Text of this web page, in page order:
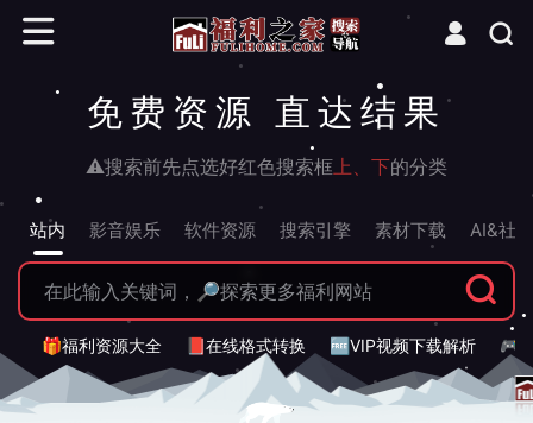
免费资源 直达结果
⚠搜索前先点选好红色搜索框上、下的分类
站内 影音娱乐 软件资源 搜索引擎 素材下载 AI&社区
🎁福利资源大全 📕在线格式转换 🆓VIP视频下载解析 🎮